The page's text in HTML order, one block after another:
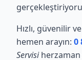
Hızlı, güvenilir
hemen arayın: 0
Servisiherzaman